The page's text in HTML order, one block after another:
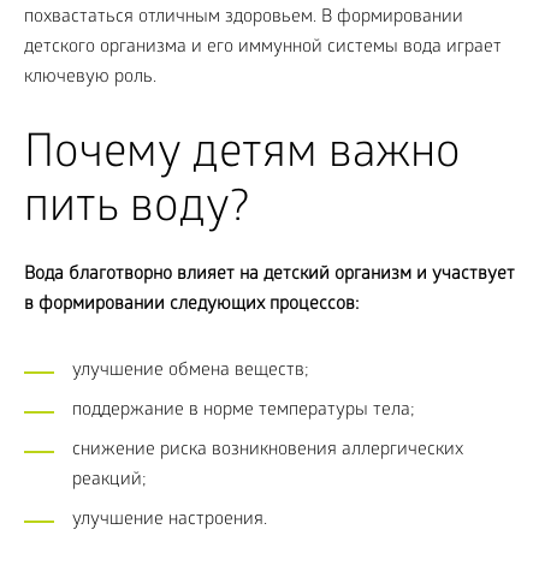
похвастаться отличным здоровьем. В формировании
детского организма и его иммунной системы вода играет
ключевую роль.
Почему детям важно
пить воду?
Вода благотворно влияет на детский организм и участвует
в формировании следующих процессов:
улучшение обмена веществ;
поддержание в норме температуры тела;
снижение риска возникновения аллергических
реакций;
улучшение настроения.